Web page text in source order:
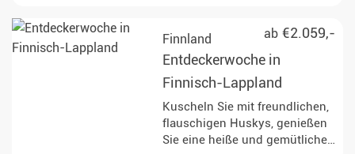
den Genuss des schnellsten
der arktischen &#34;Tiere&#34;
: das Schneemobil!
ab €2.059,-
Finnland
Entdeckerwoche in
Finnisch-Lappland
Kuscheln Sie mit freundlichen,
flauschigen Huskys, genießen
Sie eine heiße und gemütliche